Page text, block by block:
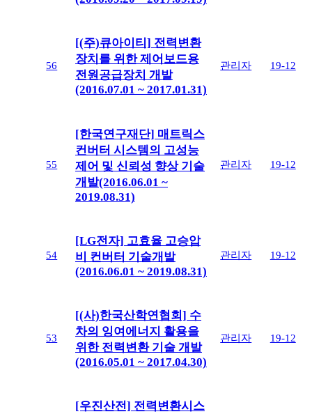
56
[(주)큐아이티] 전력변환
장치를 위한 제어보드용
전원공급장치 개발
(2016.07.01 ~ 2017.01.31)
관리자 19-12
55
[한국연구재단] 매트릭스
컨버터 시스템의 고성능
제어 및 신뢰성 향상 기술
개발(2016.06.01 ~
2019.08.31)
관리자 19-12
54
[LG전자] 고효율 고승압
비 컨버터 기술개발
(2016.06.01 ~ 2019.08.31)
관리자 19-12
53
[(사)한국산학연협회] 수
차의 잉여에너지 활용을
위한 전력변환 기술 개발
(2016.05.01 ~ 2017.04.30)
관리자 19-12
[우진산전] 전력변환시스